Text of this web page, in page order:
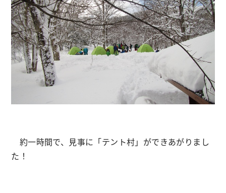
約一時間で、見事に「テント村」ができあがりまし
た！